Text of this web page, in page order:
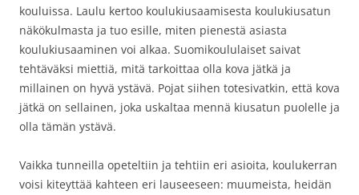
kouluissa. Laulu kertoo koulukiusaamisesta koulukiusatun
näkökulmasta ja tuo esille, miten pienestä asiasta
koulukiusaaminen voi alkaa. Suomikoululaiset saivat
tehtäväksi miettiä, mitä tarkoittaa olla kova jätkä ja
millainen on hyvä ystävä. Pojat siihen totesivatkin, että kova
jätkä on sellainen, joka uskaltaa mennä kiusatun puolelle ja
olla tämän ystävä.
Vaikka tunneilla opeteltiin ja tehtiin eri asioita, koulukerran
voisi kiteyttää kahteen eri lauseeseen: muumeista, heidän